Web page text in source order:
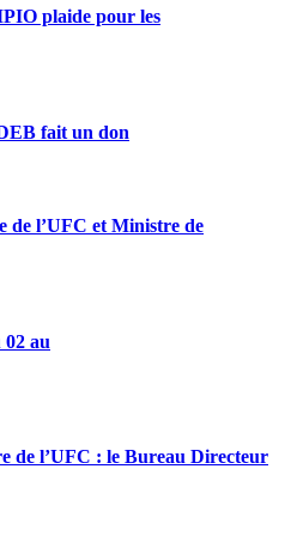
plaide pour les
fait un don
de l’UFC et Ministre de
au
de l’UFC : le Bureau Directeur